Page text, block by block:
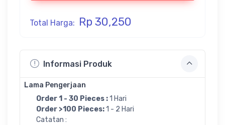
Informasi Produk
Lama Pengerjaan
Order 1 - 30 Pieces :1 Hari
Order >100 Pieces:1 - 2 Hari
Catatan :
Total Harga: Rp 30,250